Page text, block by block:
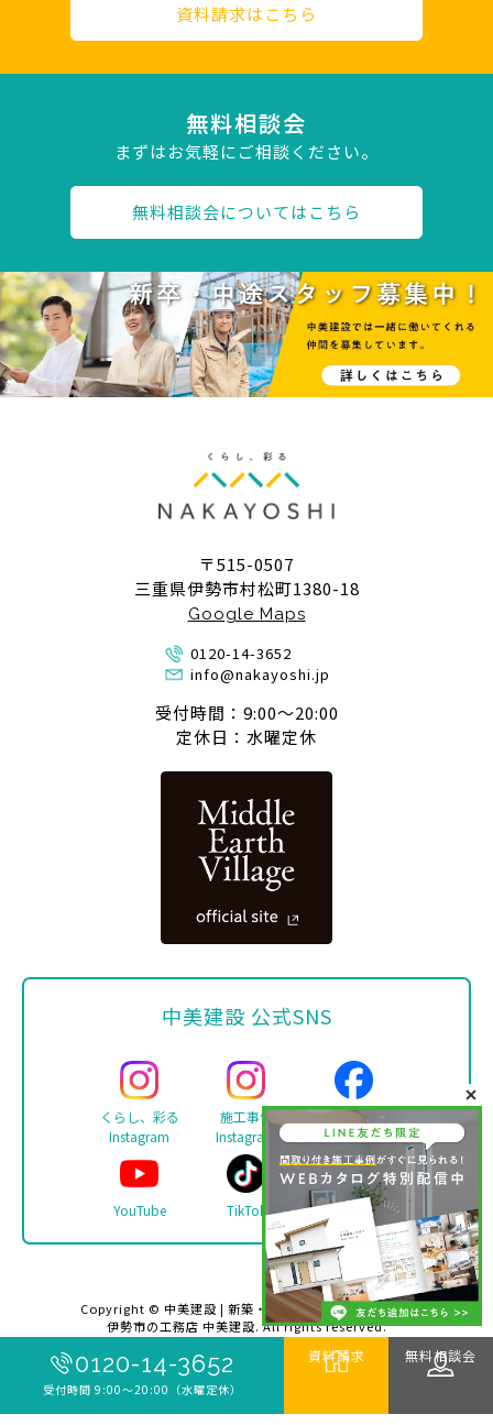
0120-14-3652
受付時間 9:00〜20:00（水曜定休）
資料請求 無料相談会
資料請求はこちら
無料相談会
まずはお気軽にご相談ください。
無料相談会についてはこちら
〒515-0507
三重県伊勢市村松町1380-18
Google Maps
0120-14-3652
info@nakayoshi.jp
受付時間：9:00〜20:00
定休日：水曜定休
中美建設 公式SNS
くらし、彩る
Instagram
施工事例
Instagram
Facebook
YouTube TikTok
Copyright © 中美建設 | 新築・リフォーム・注文住宅は
伊勢市の工務店 中美建設. All rights reserved.